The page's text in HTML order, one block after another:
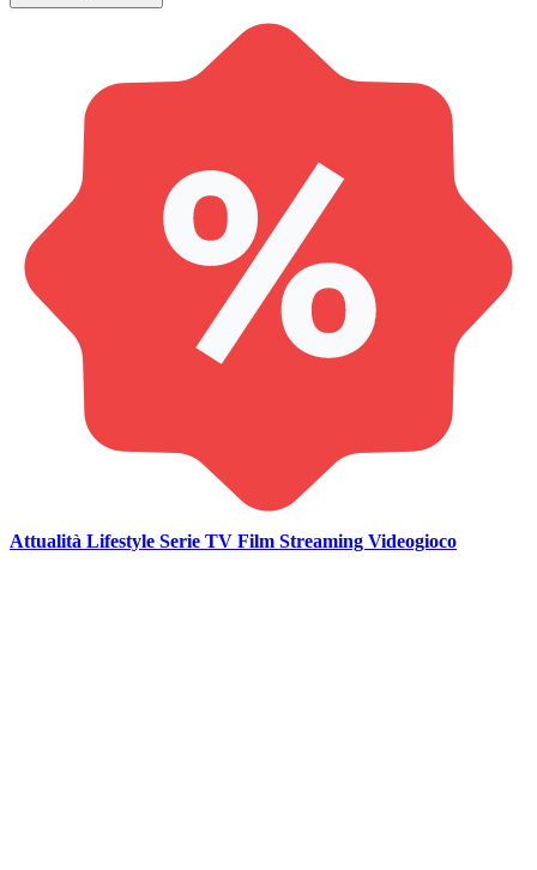
Attualità Lifestyle Serie TV Film Streaming Videogioco